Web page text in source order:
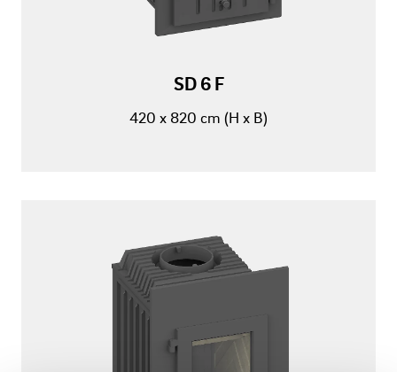
SD 6 F
420 x 820 cm (H x B)